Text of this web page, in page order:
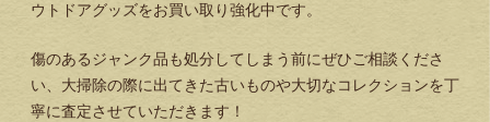
ウトドアグッズをお買い取り強化中です。
傷のあるジャンク品も処分してしまう前にぜひご相談くださ
い、大掃除の際に出てきた古いものや大切なコレクションを丁
寧に査定させていただきます！